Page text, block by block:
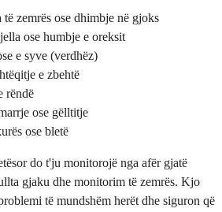
zemrës ose dhimbje në gjoks
ose humbje e oreksit
e syve (verdhëz)
e zbehtë
rëndë
ose gëlltitje
ose bletë
do t'ju monitorojë nga afër gjatë
gjaku dhe monitorim të zemrës. Kjo
të mundshëm herët dhe siguron që